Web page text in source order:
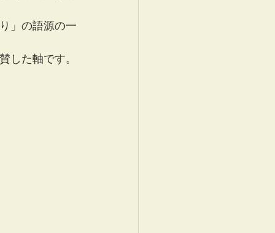
」の語源の一
した軸です。